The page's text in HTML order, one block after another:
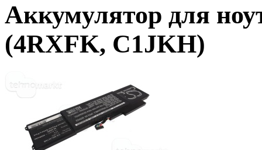
Аккумулятор для
(4RXFK, C1JKH)